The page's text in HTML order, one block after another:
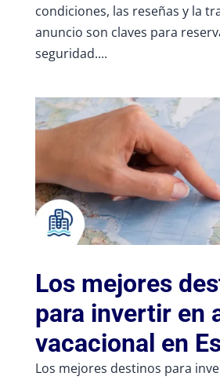
condiciones, las reseñas y la
anuncio son claves para
seguridad....
Los mejores
para invertir en
vacacional en
Los mejores destinos para